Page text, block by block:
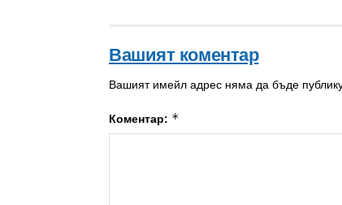
Вашият коментар
Вашият имейл адрес няма да бъде
Коментар: *